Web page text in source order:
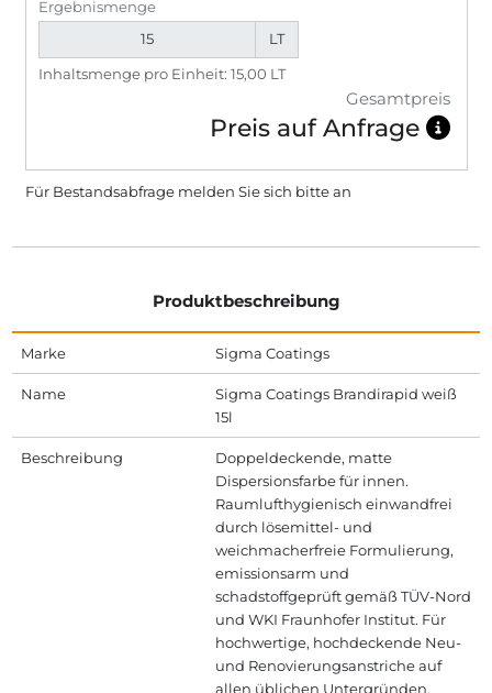
Ergebnismenge
LT
Inhaltsmenge pro Einheit: 15,00 LT
Gesamtpreis
Preis auf Anfrage
Für Bestandsabfrage melden Sie sich bittean
Produktbeschreibung
Marke Sigma Coatings
Name
Sigma Coatings Brandirapid weiß
15l
Beschreibung
Doppeldeckende, matte
Dispersionsfarbe für innen.
Raumlufthygienisch einwandfrei
durch lösemittel- und
weichmacherfreie Formulierung,
emissionsarm und
schadstoffgeprüft gemäß TÜV-Nord
und WKI Fraunhofer Institut. Für
hochwertige, hochdeckende Neu-
und Renovierungsanstriche auf
allen üblichen Untergründen.